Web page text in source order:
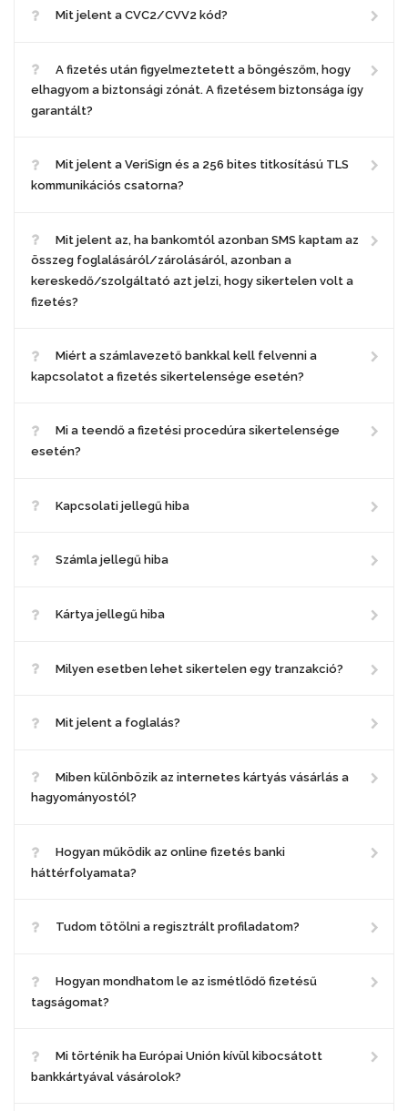
Mit jelent a CVC2/CVV2 kód?
A fizetés után figyelmeztetett a böngészőm, hogy
elhagyom a biztonsági zónát. A fizetésem biztonsága így
garantált?
Mit jelent a VeriSign és a 256 bites titkosítású TLS
kommunikációs csatorna?
Mit jelent az, ha bankomtól azonban SMS kaptam az
összeg foglalásáról/zárolásáról, azonban a
kereskedő/szolgáltató azt jelzi, hogy sikertelen volt a
fizetés?
Miért a számlavezető bankkal kell felvenni a
kapcsolatot a fizetés sikertelensége esetén?
Mi a teendő a fizetési procedúra sikertelensége
esetén?
Kapcsolati jellegű hiba
Számla jellegű hiba
Kártya jellegű hiba
Milyen esetben lehet sikertelen egy tranzakció?
Mit jelent a foglalás?
Miben különbözik az internetes kártyás vásárlás a
hagyományostól?
Hogyan működik az online fizetés banki
háttérfolyamata?
Tudom tötölni a regisztrált profiladatom?
Hogyan mondhatom le az ismétlődő fizetésű
tagságomat?
Mi történik ha Európai Unión kívül kibocsátott
bankkártyával vásárolok?